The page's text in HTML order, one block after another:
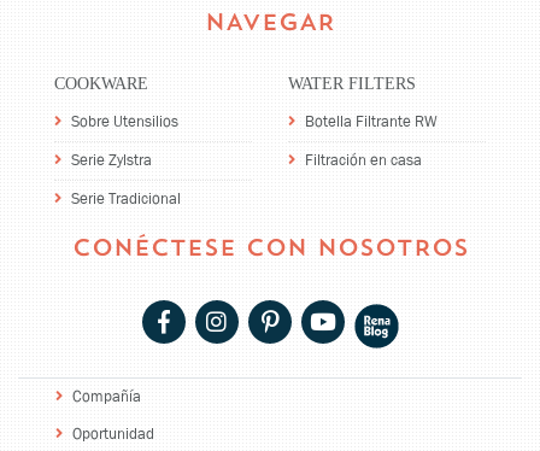
NAVEGAR
COOKWARE
Sobre Utensilios
Serie Zylstra
Serie Tradicional
WATER FILTERS
Botella Filtrante RW
Filtración en casa
CONÉCTESE CON NOSOTROS
Compañía
Oportunidad